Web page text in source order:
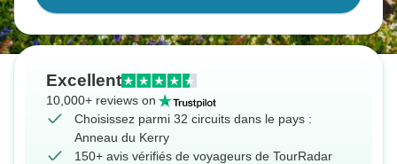
Excellent
10,000+ reviews on
Choisissez parmi 32 circuits dans le pays :
Anneau du Kerry
150+ avis vérifiés de voyageurs de TourRadar